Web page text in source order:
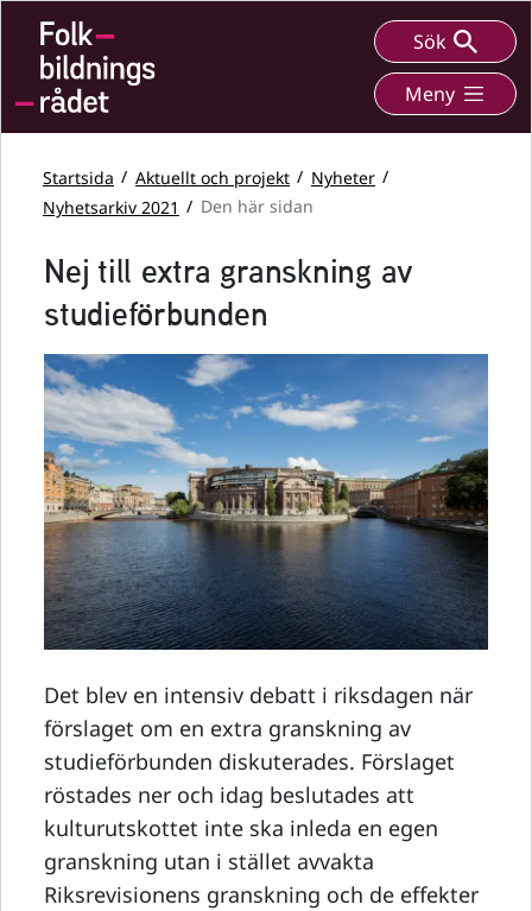
Sök
Meny
Startsida Aktuellt och projekt
Nyheter
Nyhetsarkiv 2021
Den här sidan
Nej till extra granskning av
studieförbunden
Det blev en intensiv debatt i riksdagen när
förslaget om en extra granskning av
studieförbunden diskuterades. Förslaget
röstades ner och idag beslutades att
kulturutskottet inte ska inleda en egen
granskning utan i stället avvakta
Riksrevisionens granskning och de effekter